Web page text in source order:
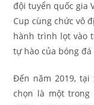
đội tuyển quốc gia
Cup cùng chức vô
hành trình lọt vào
tự hào của bóng đá
Đến năm 2019, tại
chọn là một